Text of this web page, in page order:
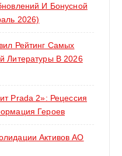
И Бонусной
2026)
Рейтинг Самых
Литературы В 2026
Prada 2»: Рецессия
Героев
Активов АО